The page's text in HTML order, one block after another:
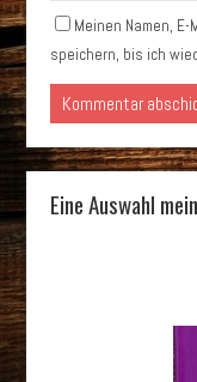
Meinen Namen,
speichern, bis ich
Eine Auswahl